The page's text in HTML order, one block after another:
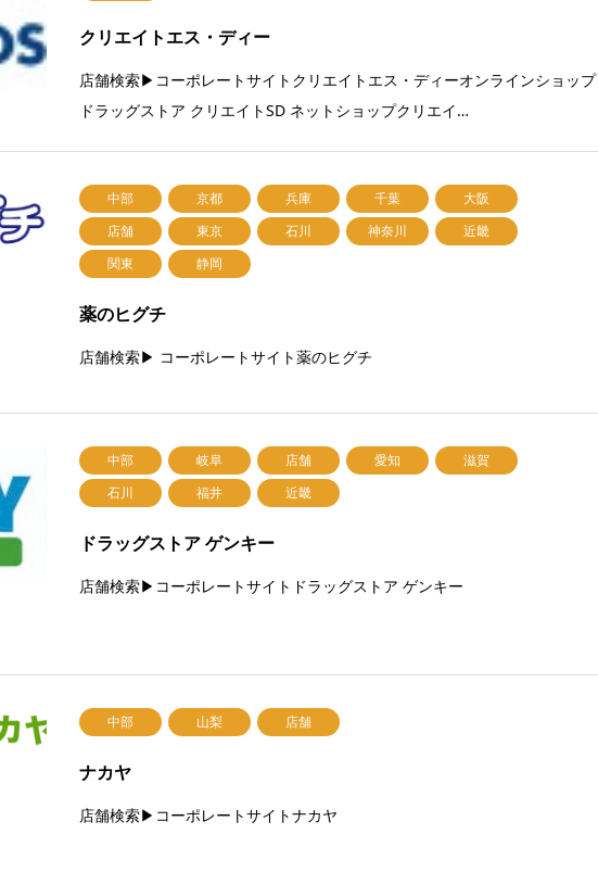
クリエイトエス・ディー
店舗検索▶コーポレートサイトクリエイトエス・ディーオンラインショップ
ドラッグストア クリエイトSD ネットショップクリエイ…
中部 京都 兵庫 千葉
大阪
店舗
東京 石川 神奈川
近畿
関東
静岡
薬のヒグチ
店舗検索▶ コーポレートサイト薬のヒグチ
中部 岐阜 店舗 愛知
滋賀
石川
福井 近畿
ドラッグストア ゲンキー
店舗検索▶コーポレートサイトドラッグストア ゲンキー
中部 山梨 店舗
ナカヤ
店舗検索▶コーポレートサイトナカヤ